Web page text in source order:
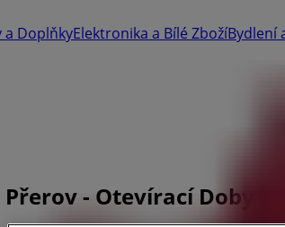
a DoplňkyElektronika a Bílé ZbožíBydlení
- Otevírací Doby a